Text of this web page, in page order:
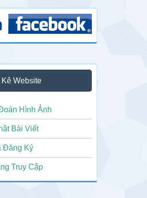
Website
Hình Ảnh
Bài Viết
Đăng Ký
Truy Cập